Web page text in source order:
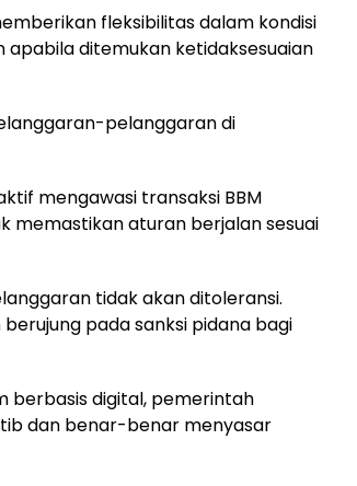
fleksibilitas dalam kondisi
apabila ditemukan ketidaksesuaian
pelanggaran di
mengawasi transaksi BBM
memastikan aturan berjalan sesuai
tidak akan ditoleransi.
pada sanksi pidana bagi
berbasis digital, pemerintah
dan benar-benar menyasar